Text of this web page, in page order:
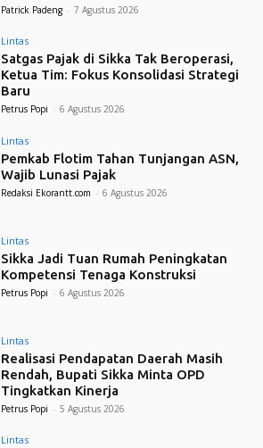
Patrick Padeng - 7 Agustus 2026
Lintas
Satgas Pajak di Sikka Tak Beroperasi,
Ketua Tim: Fokus Konsolidasi Strategi
Baru
Petrus Popi - 6 Agustus 2026
Lintas
Pemkab Flotim Tahan Tunjangan ASN,
Wajib Lunasi Pajak
Redaksi Ekorantt.com - 6 Agustus 2026
Lintas
Sikka Jadi Tuan Rumah Peningkatan
Kompetensi Tenaga Konstruksi
Petrus Popi - 6 Agustus 2026
Lintas
Realisasi Pendapatan Daerah Masih
Rendah, Bupati Sikka Minta OPD
Tingkatkan Kinerja
Petrus Popi - 5 Agustus 2026
Lintas